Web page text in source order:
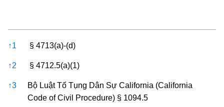
References
↑1 § 4713(a)-(d)
↑2 § 4712.5(a)(1)
↑3
Bộ Luật Tố Tụng Dân Sự California (California
Code of Civil Procedure) § 1094.5